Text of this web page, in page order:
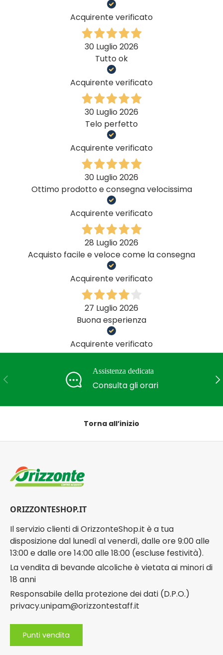
Acquirente verificato
30 Luglio 2026
Tutto ok
Acquirente verificato
30 Luglio 2026
Telo perfetto
Acquirente verificato
30 Luglio 2026
Ottimo prodotto e consegna velocissima
Acquirente verificato
28 Luglio 2026
Acquisto facile e veloce come la consegna
Acquirente verificato
27 Luglio 2026
Buona esperienza
Acquirente verificato
Indietro
Assistenza dedicata
Consulta gli orari
Torna all’inizio
ORIZZONTESHOP.IT
Il servizio clienti di OrizzonteShop.it è a tua
disposizione dal lunedì al venerdì, dalle ore 9:00 alle
13:00 e dalle ore 14:00 alle 18:00 (escluse festività).
La vendita di bevande alcoliche è vietata ai minori di
18 anni
Responsabile della protezione dei dati (D.P.O.)
privacy.unipam@orizzontestaff.it
Punti vendita